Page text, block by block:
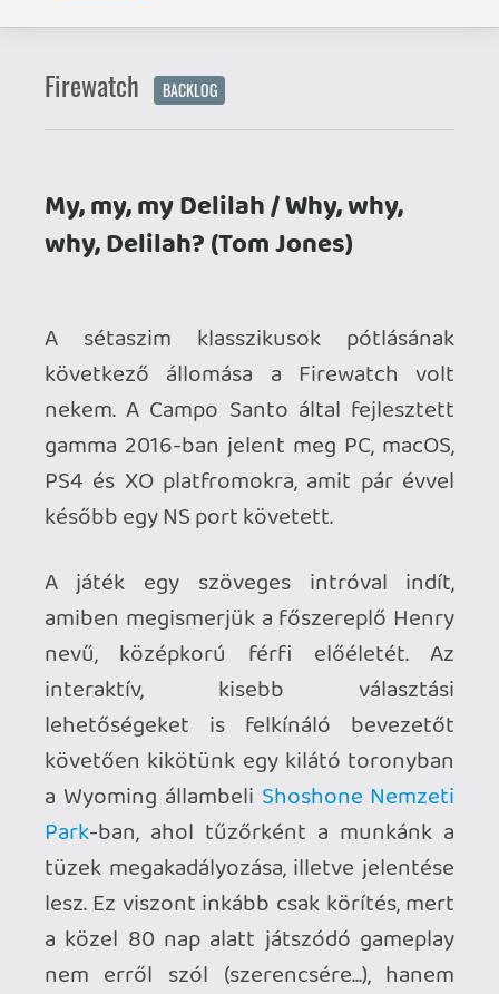
nekem. A Campo Santo által fejlesztett
gamma 2016-ban jelent meg PC, macOS,
PS4 és XO platfromokra, amit pár évvel
A játék egy szöveges intróval indít,
amiben megismerjük a főszereplő Henry
nevű, középkorú férfi előéletét. Az
követően kikötünk egy kilátó toronyban
a Wyoming állambeliShoshone Nemzeti
tüzek megakadályozása, illetve jelentése
lesz. Ez viszont inkább csak körítés, mert
a közel 80 nap alatt játszódó gameplay
nem erről szól (szerencsére...), hanem
hogy milyen kalandokat él át Henry.
végigjátszanunk, csupán azokat, ahol a
sztori szerint történik is valami.
A férfi egyetlen kapcsolata a felettese,
keresztül beszélget. Kettejük
trécseléséből alakul ki egy személyes